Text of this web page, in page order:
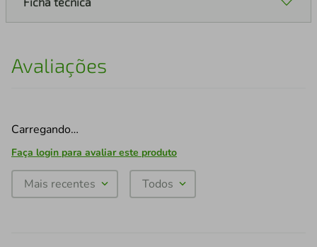
Avaliações
Carregando…
Faça login para avaliar este produto
Mais recentes Todos